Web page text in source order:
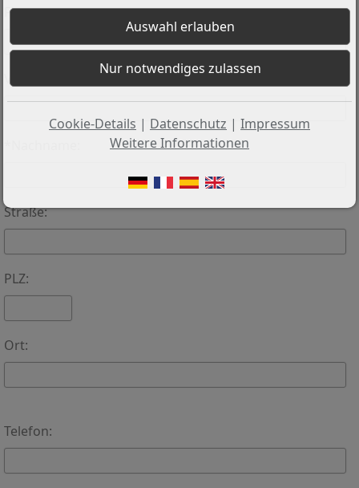
Firma:
Straße:
PLZ:
Ort:
Telefon:
Cookie-Details | Datenschutz | Impressum
Weitere Informationen